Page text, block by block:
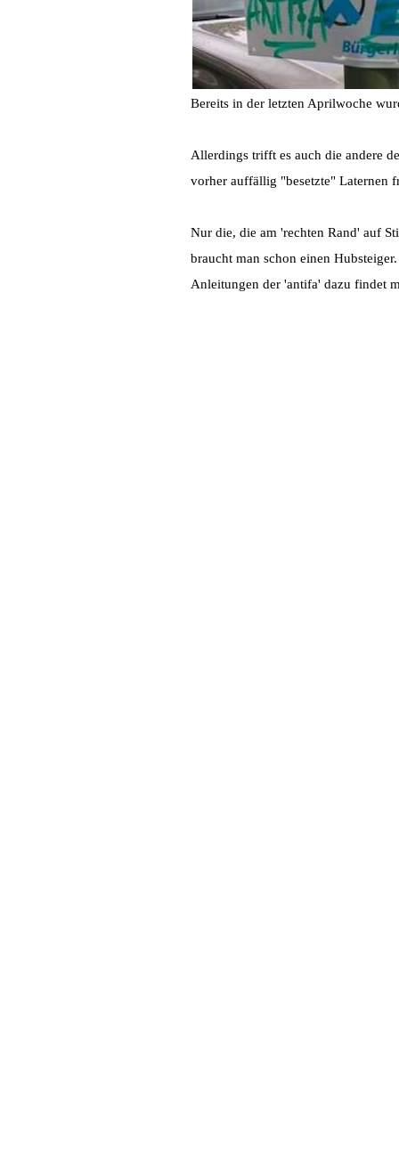
Bereits in der letzten Aprilwoche
Allerdings trifft es auch die andere
vorher auffällig "besetzte" Laternen
Nur die, die am 'rechten Rand' auf
braucht man schon einen
Anleitungen der 'antifa' dazu findet